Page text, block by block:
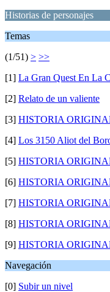
Historias de personajes
Temas
(1/51) > >>
[1] La Gran Quest En La
[2] Relato de un valiente
[3] HISTORIA
[4] Los 3150 Aliot del
[5] HISTORIA
[6] HISTORIA
[7] HISTORIA
[8] HISTORIA
[9] HISTORIA
Navegación
[0] Subir un nivel